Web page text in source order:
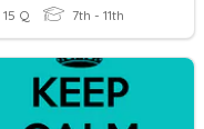
15 Q 7th - 11th